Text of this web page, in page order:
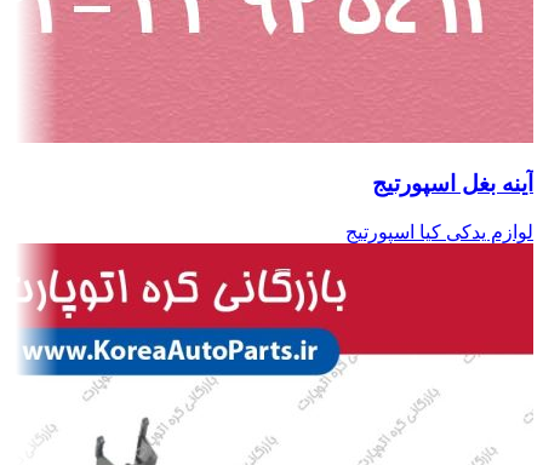
آینه بغل اسپورتیج
لوازم یدکی کیا اسپورتیج